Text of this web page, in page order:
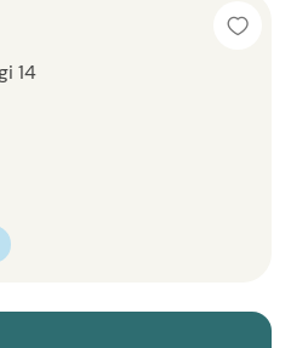
14